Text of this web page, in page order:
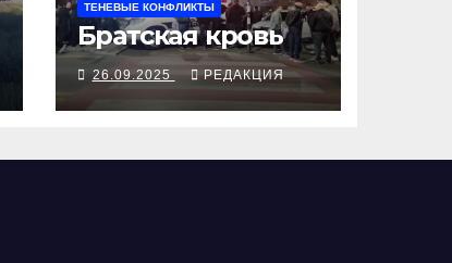
ТЕНЕВЫЕ КОНФЛИКТЫ
Братская кровь
26.09.2025 РЕДАКЦИЯ